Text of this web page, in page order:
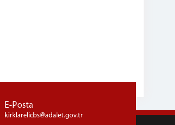
E-Posta
kirklarelicbs adalet.gov.tr